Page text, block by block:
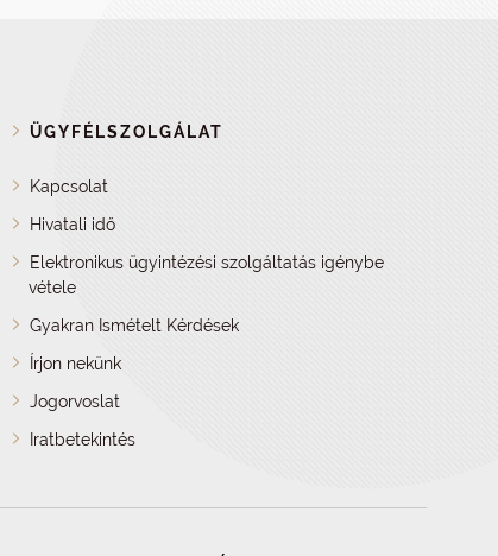
ÜGYFÉLSZOLGÁLAT
Kapcsolat
Hivatali idő
Elektronikus ügyintézési szolgáltatás igénybe
vétele
Gyakran Ismételt Kérdések
Írjon nekünk
Jogorvoslat
Iratbetekintés